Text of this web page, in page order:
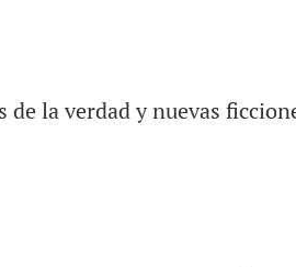
la verdad y nuevas